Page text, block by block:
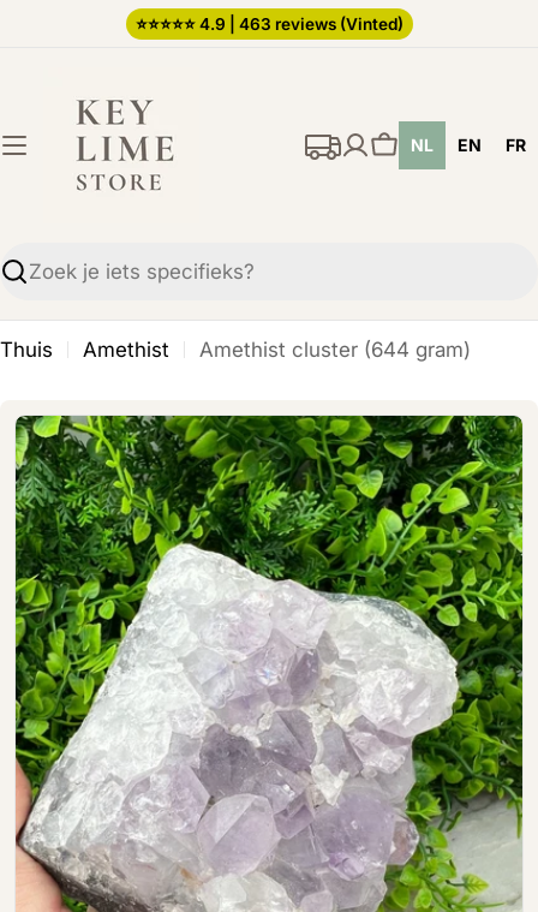
inhoud
⭐️⭐️⭐️⭐️⭐️ 4.9 | 463 reviews (Vinted)
Zoekopdracht
Winkelwagen
NL EN FR
Thuis Amethist Amethist cluster (644 gram)
Open media 0 in modal